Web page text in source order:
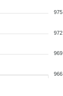
975
972
969
966